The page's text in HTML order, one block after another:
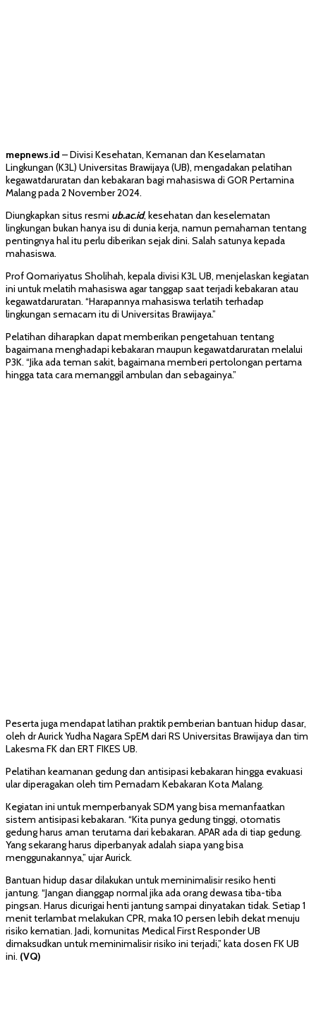
mepnews.id – Divisi Kesehatan, Kemanan dan Keselamatan
Lingkungan (K3L) Universitas Brawijaya (UB), mengadakan pelatihan
kegawatdaruratan dan kebakaran bagi mahasiswa di GOR Pertamina
Malang pada 2 November 2024.
Diungkapkan situs resmi ub.ac.id, kesehatan dan keselematan
lingkungan bukan hanya isu di dunia kerja, namun pemahaman tentang
pentingnya hal itu perlu diberikan sejak dini. Salah satunya kepada
mahasiswa.
Prof Qomariyatus Sholihah, kepala divisi K3L UB, menjelaskan kegiatan
ini untuk melatih mahasiswa agar tanggap saat terjadi kebakaran atau
kegawatdaruratan. “Harapannya mahasiswa terlatih terhadap
lingkungan semacam itu di Universitas Brawijaya.”
Pelatihan diharapkan dapat memberikan pengetahuan tentang
bagaimana menghadapi kebakaran maupun kegawatdaruratan melalui
P3K. “Jika ada teman sakit, bagaimana memberi pertolongan pertama
hingga tata cara memanggil ambulan dan sebagainya.”
Peserta juga mendapat latihan praktik pemberian bantuan hidup dasar,
oleh dr Aurick Yudha Nagara SpEM dari RS Universitas Brawijaya dan tim
Lakesma FK dan ERT FIKES UB.
Pelatihan keamanan gedung dan antisipasi kebakaran hingga evakuasi
ular diperagakan oleh tim Pemadam Kebakaran Kota Malang.
Kegiatan ini untuk memperbanyak SDM yang bisa memanfaatkan
sistem antisipasi kebakaran. “Kita punya gedung tinggi, otomatis
gedung harus aman terutama dari kebakaran. APAR ada di tiap gedung.
Yang sekarang harus diperbanyak adalah siapa yang bisa
menggunakannya,” ujar Aurick.
Bantuan hidup dasar dilakukan untuk meminimalisir resiko henti
jantung. “Jangan dianggap normal jika ada orang dewasa tiba-tiba
pingsan. Harus dicurigai henti jantung sampai dinyatakan tidak. Setiap 1
menit terlambat melakukan CPR, maka 10 persen lebih dekat menuju
risiko kematian. Jadi, komunitas Medical First Responder UB
dimaksudkan untuk meminimalisir risiko ini terjadi,” kata dosen FK UB
ini. (VQ)